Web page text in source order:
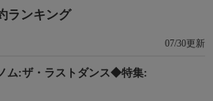
ランキング
07/30更新
ム:ザ・ラストダンス◆特集: